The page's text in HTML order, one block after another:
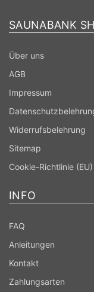
SAUNABANK
Über uns
AGB
Impressum
Widerrufsbelehrung
Sitemap
Cookie-Richtlinie (EU)
INFO
FAQ
Anleitungen
Kontakt
Zahlungsarten